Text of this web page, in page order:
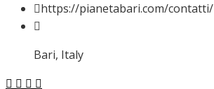
https://pianetabari.com/contatti/
Bari, Italy